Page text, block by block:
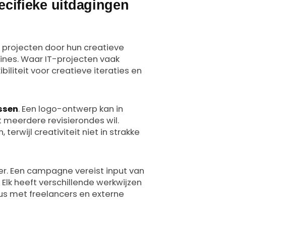
uitdagingen
door hun creatieve
Waar IT-projecten vaak
voor creatieve iteraties en
. Een logo-ontwerp kan in
meerdere revisierondes wil.
terwijl creativiteit niet in strakke
Een campagne vereist input van
heeft verschillende werkwijzen
met freelancers en externe